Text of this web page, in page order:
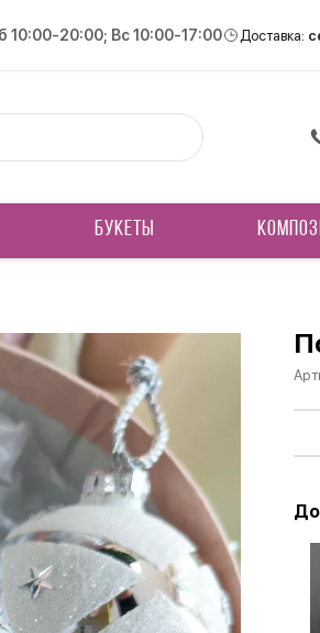
10:00-20:00; Вс 10:00-17:00 Доставка:
БУКЕТЫ